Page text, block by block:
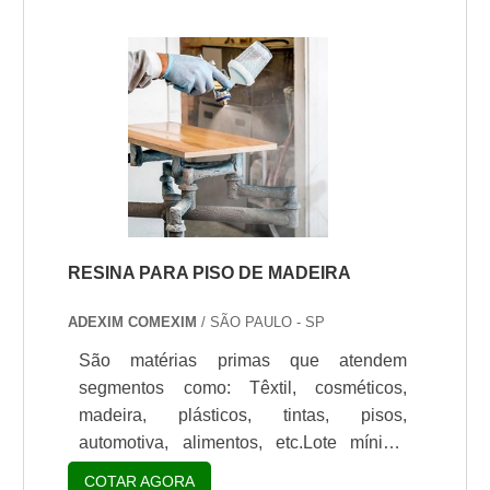
disponibilizadas, como promotores de
adesão e agentes de acoplamento.É
comprometida com os serviços e segura,
padrões possíveis por contar com
escritório de alta qualidade onde são
realizadas as atividades e portfólio
robusto de produtos. Todos esses fatores,
agregados a uma equipe multidisciplinar
alta qualidade, fecham todo o ciclo de
(esmaltes de unha), com grande eficiência
e qualidade.Exemplos de resina acrílica
Isocryl C-70: é uma resina acrílica
monocomponente Carboxyfuncional, de
moderado a alto Tg. Sua base é acrílica
RESINA PARA PISO DE MADEIRA
ADEXIM COMEXIM / SÃO PAULO - SP
São matérias primas que atendem
segmentos como: Têxtil, cosméticos,
madeira, plásticos, tintas, pisos,
automotiva, alimentos, etc.Lote mínimo
de: 1 embalagem - 20kgA resina para piso
COTAR AGORA